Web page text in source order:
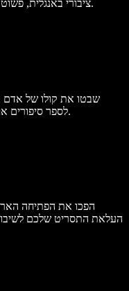
ציבורי באנגלית, פשוט על ידי העלאת תסריט לשיבוט הקול שלכם.
שבטו את קולו של אדם
לספר סיפורים או רגעים מועדפים בצורה מציאותית ומרגשת.
הפכו את הפתיחה
העלאת התסריט שלכם